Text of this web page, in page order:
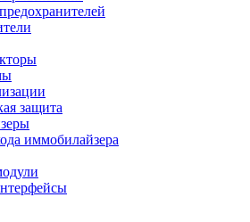
защита
иммобилайзера